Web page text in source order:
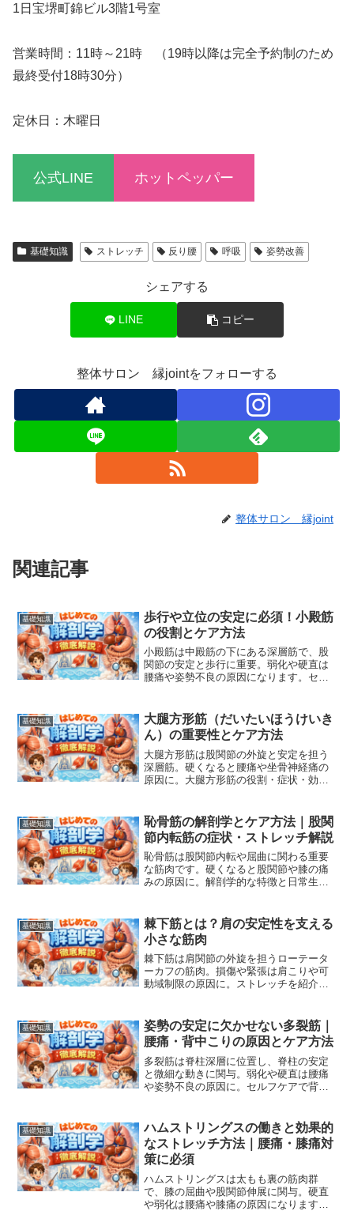
1日宝堺町錦ビル3階1号室
営業時間：11時～21時 （19時以降は完全予約制のため
最終受付18時30分）
定休日：木曜日
公式LINE ホットペッパー
基礎知識 ストレッチ 反り腰 呼吸 姿勢改善
シェアする
LINE コピー
整体サロン 縁jointをフォローする
整体サロン 縁joint
関連記事
基礎知識
歩行や立位の安定に必須！小殿筋
の役割とケア方法
小殿筋は中殿筋の下にある深層筋で、股
関節の安定と歩行に重要。弱化や硬直は
腰痛や姿勢不良の原因になります。セル
基礎知識
大腿方形筋（だいたいほうけいき
ん）の重要性とケア方法
大腿方形筋は股関節の外旋と安定を担う
深層筋。硬くなると腰痛や坐骨神経痛の
原因に。大腿方形筋の役割・症状・効果
基礎知識
恥骨筋の解剖学とケア方法｜股関
節内転筋の症状・ストレッチ解説
恥骨筋は股関節内転や屈曲に関わる重要
な筋肉です。硬くなると股関節や膝の痛
みの原因に。解剖学的な特徴と日常生活
基礎知識
棘下筋とは？肩の安定性を支える
小さな筋肉
棘下筋は肩関節の外旋を担うローテータ
ーカフの筋肉。損傷や緊張は肩こりや可
動域制限の原因に。ストレッチを紹介し
基礎知識
姿勢の安定に欠かせない多裂筋｜
腰痛・背中こりの原因とケア方法
多裂筋は脊柱深層に位置し、脊柱の安定
と微細な動きに関与。弱化や硬直は腰痛
や姿勢不良の原因に。セルフケアで背骨
基礎知識
ハムストリングスの働きと効果的
なストレッチ方法｜腰痛・膝痛対
策に必須
ハムストリングスは太もも裏の筋肉群
で、膝の屈曲や股関節伸展に関与。硬直
や弱化は腰痛や膝痛の原因になります。